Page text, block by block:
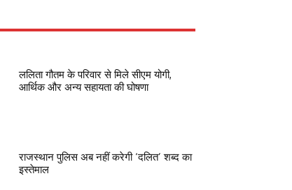
ललिता गौतम के परिवार से मिले सीएम योगी,
आर्थिक और अन्य सहायता की घोषणा
राजस्थान पुलिस अब नहीं करेगी ‘दलित’ शब्द का
इस्तेमाल